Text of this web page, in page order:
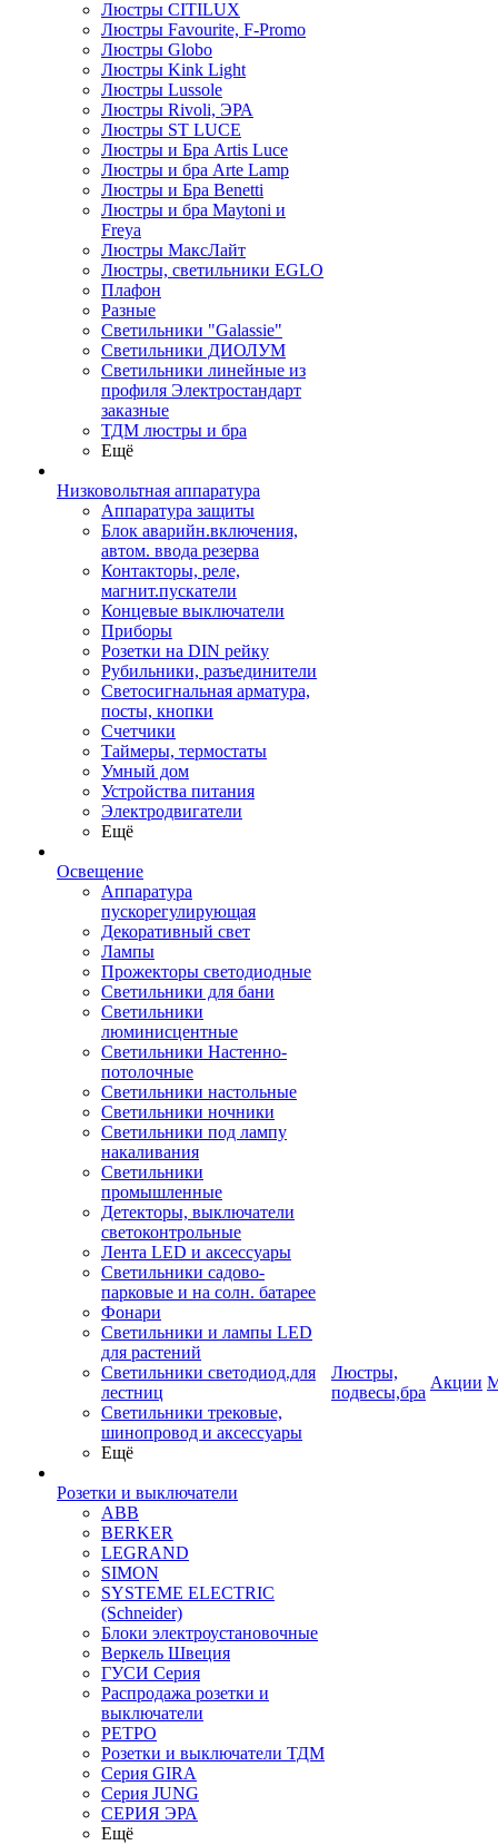
Люстры CITILUX
Люстры Favourite, F-Promo
Люстры Globo
Люстры Kink Light
Люстры Lussole
Люстры Rivoli, ЭРА
Люстры ST LUCE
Люстры и Бра Artis Luce
Люстры и бра Arte Lamp
Люстры и Бра Benetti
Люстры и бра Maytoni и
Freya
Люстры МаксЛайт
Люстры, светильники EGLO
Плафон
Разные
Светильники "Galassie"
Светильники ДИОЛУМ
Светильники линейные из
профиля Электростандарт
заказные
ТДМ люстры и бра
Ещё
Низковольтная аппаратура
Аппаратура защиты
Блок аварийн.включения,
автом. ввода резерва
Контакторы, реле,
магнит.пускатели
Концевые выключатели
Приборы
Розетки на DIN рейку
Рубильники, разъединители
Светосигнальная арматура,
посты, кнопки
Счетчики
Таймеры, термостаты
Умный дом
Устройства питания
Электродвигатели
Ещё
Освещение
Аппаратура
пускорегулирующая
Декоративный свет
Лампы
Прожекторы светодиодные
Светильники для бани
Светильники
люминисцентные
Светильники Настенно-
потолочные
Светильники настольные
Светильники ночники
Светильники под лампу
накаливания
Светильники
промышленные
Детекторы, выключатели
светоконтрольные
Лента LED и аксессуары
Светильники садово-
парковые и на солн. батарее
Фонари
Светильники и лампы LED
для растений
Светильники светодиод.для
лестниц
Светильники трековые,
шинопровод и аксессуары
Ещё
Розетки и выключатели
ABB
BERKER
LEGRAND
SIMON
SYSTEME ELECTRIC
(Schneider)
Блоки электроустановочные
Веркель Швеция
ГУСИ Серия
Распродажа розетки и
выключатели
РЕТРО
Розетки и выключатели ТДМ
Серия GIRA
Серия JUNG
СЕРИЯ ЭРА
Ещё
Люстры,
подвесы,бра
Акции